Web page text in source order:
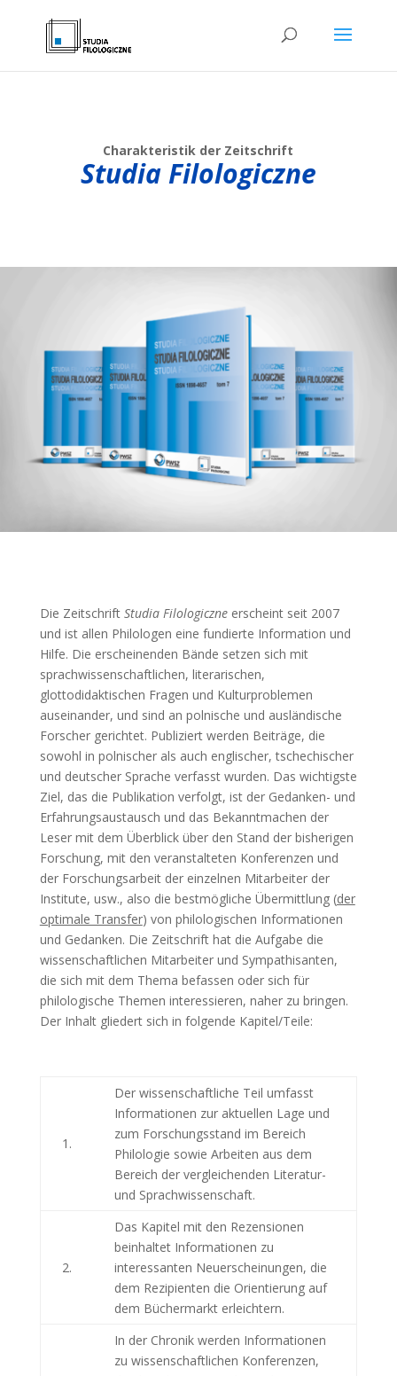
Charakteristik der Zeitschrift
Studia Filologiczne
Die Zeitschrift Studia Filologiczneerscheint seit 2007
und ist allen Philologen eine fundierte Information und
Hilfe. Die erscheinenden Bände setzen sich mit
sprachwissenschaftlichen, literarischen,
glottodidaktischen Fragen und Kulturproblemen
auseinander, und sind an polnische und ausländische
Forscher gerichtet. Publiziert werden Beiträge, die
sowohl in polnischer als auch englischer, tschechischer
und deutscher Sprache verfasst wurden. Das wichtigste
Ziel, das die Publikation verfolgt, ist der Gedanken- und
Erfahrungsaustausch und das Bekanntmachen der
Leser mit dem Überblick über den Stand der bisherigen
Forschung, mit den veranstalteten Konferenzen und
der Forschungsarbeit der einzelnen Mitarbeiter der
Institute, usw., also die bestmögliche Übermittlung (der
optimale Transfer) von philologischen Informationen
und Gedanken. Die Zeitschrift hat die Aufgabe die
wissenschaftlichen Mitarbeiter und Sympathisanten,
die sich mit dem Thema befassen oder sich für
philologische Themen interessieren, naher zu bringen.
Der Inhalt gliedert sich in folgende Kapitel/Teile:
1.
Der wissenschaftliche Teil umfasst
Informationen zur aktuellen Lage und
zum Forschungsstand im Bereich
Philologie sowie Arbeiten aus dem
Bereich der vergleichenden Literatur-
und Sprachwissenschaft.
2.
Das Kapitel mit den Rezensionen
beinhaltet Informationen zu
interessanten Neuerscheinungen, die
dem Rezipienten die Orientierung auf
dem Büchermarkt erleichtern.
In der Chronik werden Informationen
zu wissenschaftlichen Konferenzen,